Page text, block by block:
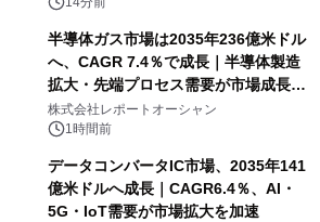
半導体ガス市場は2035年236億米ドル
へ、CAGR 7.4％で成長｜半導体製造
拡大・先端プロセス需要が市場成長を
加速
株式会社レポートオーシャン
1時間前
データコンバータIC市場、2035年141
億米ドルへ成長｜CAGR6.4％、AI・
5G・IoT需要が市場拡大を加速